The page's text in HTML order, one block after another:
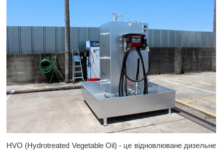
HVO (Hydrotreated Vegetable Oil) - це відновлюване дизельне